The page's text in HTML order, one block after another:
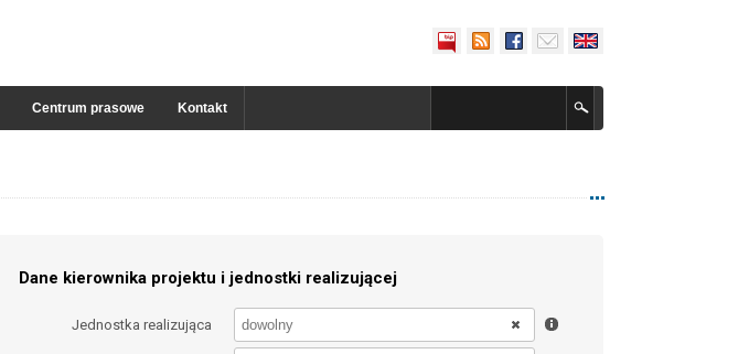
Centrum prasowe Kontakt
Dane kierownika projektu i jednostki realizującej
Jednostka realizująca